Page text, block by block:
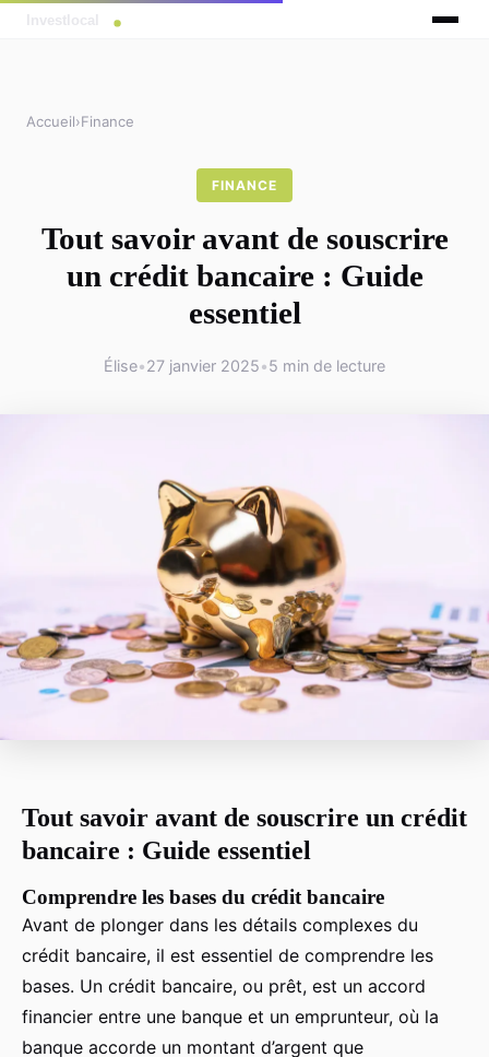
Accueil›Finance
FINANCE
Tout savoir avant de souscrire
un crédit bancaire : Guide
essentiel
Élise•27 janvier 2025•5 min de lecture
Tout savoir avant de souscrire un crédit
bancaire : Guide essentiel
Comprendre les bases du crédit bancaire
Avant de plonger dans les détails complexes du
crédit bancaire, il est essentiel de comprendre les
bases. Un crédit bancaire, ou prêt, est un accord
financier entre une banque et un emprunteur, où la
banque accorde un montant d’argent que